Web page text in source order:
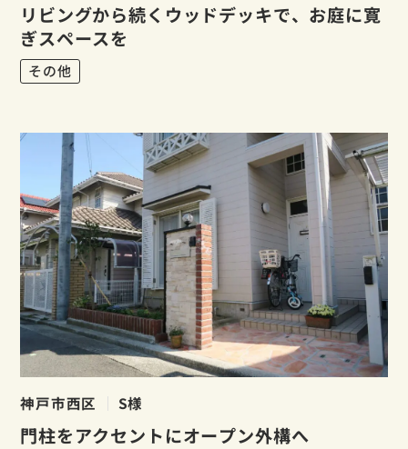
リビングから続くウッドデッキで、お庭に寛
ぎスペースを
その他
神戸市西区 S様
門柱をアクセントにオープン外構へ